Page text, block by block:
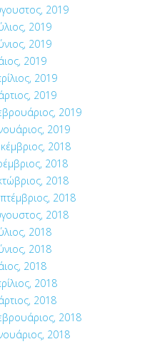
2019
2019
2019
2019
2019
2019
2019
2019
2018
2018
2018
2018
2018
2018
2018
2018
2018
2018
2018
2018